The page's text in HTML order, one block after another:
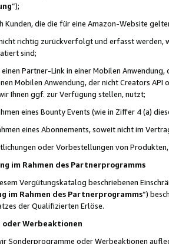
“);
die die für eine Amazon-Website
richtig zurückverfolgt und erfasst werden,
sind;
Partner-Link in einer Mobilen
Mobilen Anwendung, der nicht Creators
Ihnen ggf. zur Verfügung stellen, nutzt;
eines Bounty Events (wie in Ziffer 4 (a)
eines Abonnements, soweit nicht im
oder Vorbestellungen von
im Rahmen des Partnerprogramms
Vergütungskatalog beschriebenen
im Rahmen des Partnerprogramms“)
der Qualifizierten Erlöse.
Werbeaktionen
Sonderprogramme oder Werbeaktionen